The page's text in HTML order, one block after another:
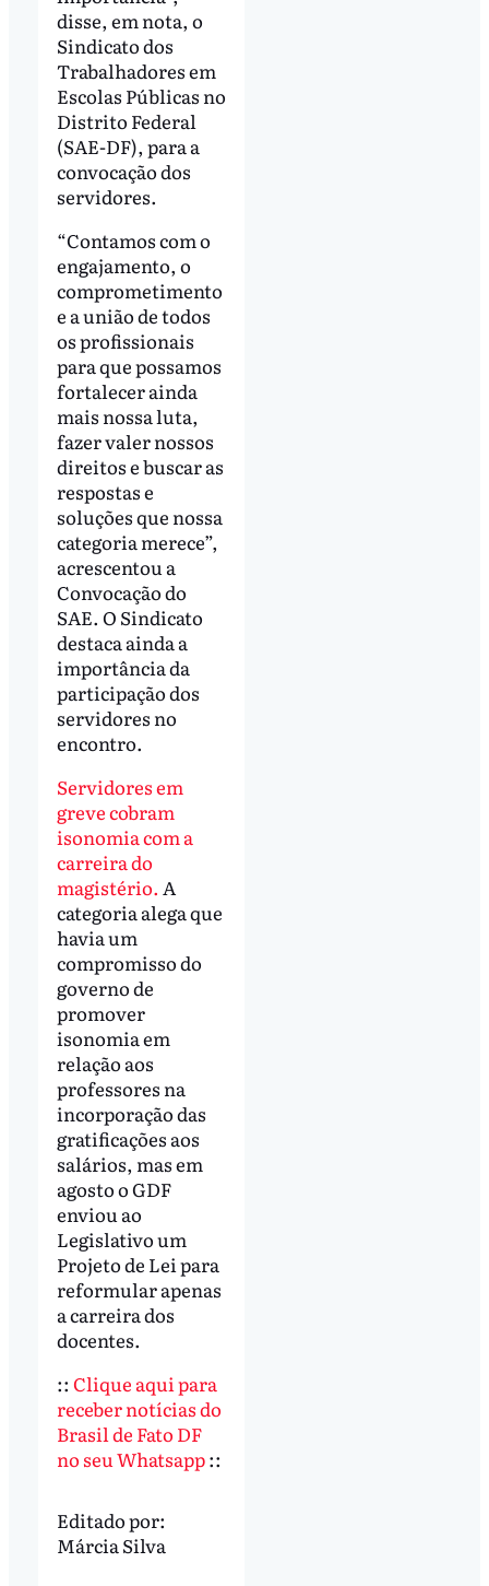
disse, em nota, o
Sindicato dos
Trabalhadores em
Escolas Públicas no
Distrito Federal
(SAE-DF), para a
convocação dos
servidores.
“Contamos com o
engajamento, o
comprometimento
e a união de todos
os profissionais
para que possamos
fortalecer ainda
mais nossa luta,
fazer valer nossos
direitos e buscar as
respostas e
soluções que nossa
categoria merece”,
acrescentou a
Convocação do
SAE. O Sindicato
destaca ainda a
importância da
participação dos
servidores no
encontro.
Servidores em
greve cobram
isonomia com a
carreira do
magistério. A
categoria alega que
havia um
compromisso do
governo de
promover
isonomia em
relação aos
professores na
incorporação das
gratificações aos
salários, mas em
agosto o GDF
enviou ao
Legislativo um
Projeto de Lei para
reformular apenas
a carreira dos
docentes.
:: Clique aqui para
receber notícias do
Brasil de Fato DF
no seu Whatsapp::
Editado por:
Márcia Silva